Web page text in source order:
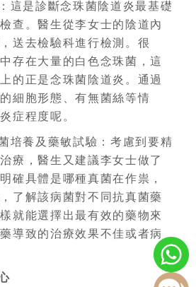
這是診斷念珠菌陰道炎最基礎
查。醫生從李女士的陰道內
送去檢驗科進行檢測。很
存在大量的白色念珠菌，這
的正是念珠菌陰道炎。通過
細胞形態、有無菌絲等情
症程度呢。
培養及藥敏試驗：考慮到要精
療，醫生又建議李女士做了
確具體是哪種真菌在作祟，
了解該病菌對不同抗真菌藥
就能選擇出最有效的藥物來
導致的治療效果不佳或者病